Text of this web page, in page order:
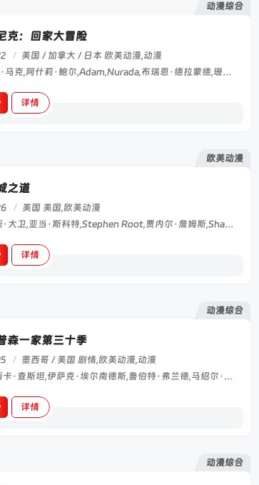
动漫综合
克：回家大冒险
/ 美国 / 加拿大 / 日本 欧美动漫,动漫
小D·马克,阿什莉·鲍尔,Adam,Nurada,布瑞恩·德拉蒙德,珊农·陈-肯特,Ian,Hanlin,Kazumi,Evans,文森·童,艾莉森·雷·罗森菲尔德,Christian,Potenza,皮特·纽,丽贝卡·伊索卡,恰拉·赞尼
详情
欧美动漫
之道
/ 美国 美国,欧美动漫
凯斯·大卫,亚当·斯科特,Stephen Root,贾内尔·詹姆斯,Shannon·Gisela
详情
动漫综合
森一家第三十季
/ 墨西哥 / 美国 剧情,欧美动漫,动漫
杰西卡·查斯坦,伊萨克·埃尔南德斯,鲁伯特·弗兰德,马绍尔·贝尔,埃利希奥·梅兰德斯,梅赛德斯·埃尔南德斯,吉姆·安德森,Bobby,August,Jr.,Lee,Braithwaite,塞德里克·卡布雷拉,Phillip,Caires,奈萨·多尔蒂,Nicholas,Gould,Scott,Jordan,Jayden,Leavitt,塔蒂亚娜·朗德罗斯,大卫·席夫利,Rachel,Thurow,特雷西·托德,Harris,Warren
详情
动漫综合